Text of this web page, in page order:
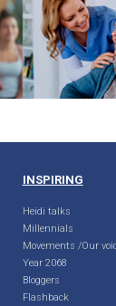
INSPIRING
Heidi talks
Millennials
Movements /Our
Year 2068
Bloggers
Flashback